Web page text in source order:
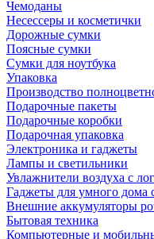
Чемоданы
Несессеры и косметички
Дорожные сумки
Поясные сумки
Сумки для ноутбука
Упаковка
Производство
Подарочные пакеты
Подарочные коробки
Подарочная упаковка
Электроника и гаджеты
Лампы и светильники
Увлажнители воздуха с
Гаджеты для умного дома
Внешние аккумуляторы
Бытовая техника
Компьютерные и